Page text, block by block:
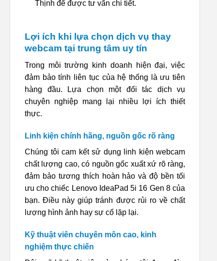
Thịnh để được tư vấn chi tiết.
Lợi ích khi lựa chọn dịch vụ thay
webcam tại trung tâm uy tín
Trong môi trường kinh doanh hiện đại, việc
đảm bảo tính liên tục của hệ thống là ưu tiên
hàng đầu. Lựa chọn một đối tác dịch vụ
chuyên nghiệp mang lại nhiều lợi ích thiết
thực.
Linh kiện chính hãng, nguồn gốc rõ ràng
Chúng tôi cam kết sử dụng linh kiện webcam
chất lượng cao, có nguồn gốc xuất xứ rõ ràng,
đảm bảo tương thích hoàn hảo và độ bền tối
ưu cho chiếc Lenovo IdeaPad 5i 16 Gen 8 của
bạn. Điều này giúp tránh được rủi ro về chất
lượng hình ảnh hay sự cố lặp lại.
Kỹ thuật viên chuyên môn cao, kinh
nghiệm thực chiến